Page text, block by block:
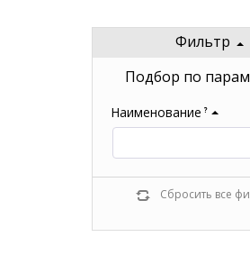
Фильтр
Подбор по
Наименование ?
Сбросить все